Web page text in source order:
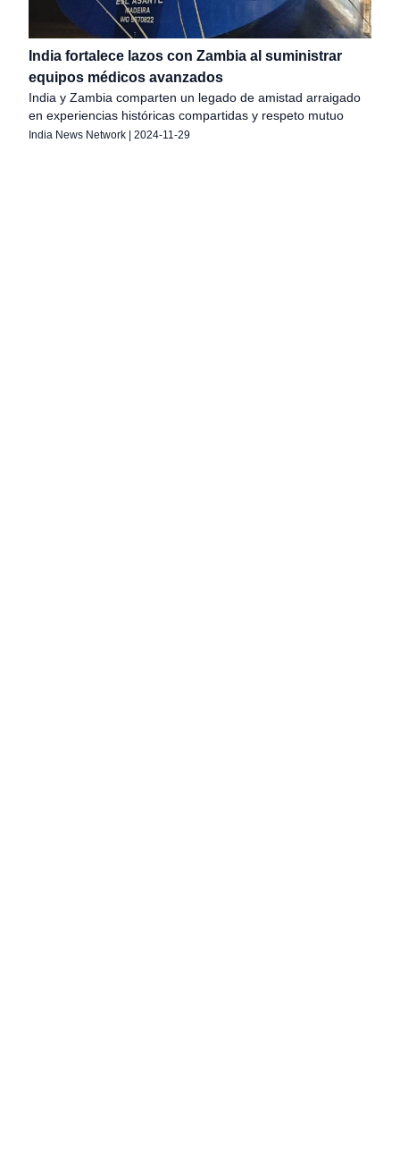
India fortalece lazos con Zambia al suministrar
equipos médicos avanzados
India y Zambia comparten un legado de amistad arraigado
en experiencias históricas compartidas y respeto mutuo
India News Network | 2024-11-29